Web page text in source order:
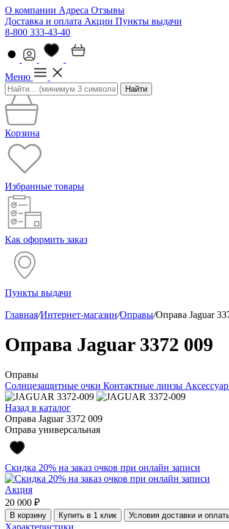
О компании Адреса Отзывы
Доставка и оплата Акции Пункты выдачи
8-800 333-43-40
Меню
Найти
Корзина
Избранные товары
Как оформить заказ
Пункты выдачи
Главная/Интернет-магазин/Оправы/Оправа Jaguar
Оправа Jaguar 3372 009
Оправы
Солнцезащитные очки Контактные линзы
Назад в каталог
Оправа Jaguar 3372 009
Оправа универсальная
Скидка 20% на заказ очков при онлайн записи
Акция
20 000 ₽
В корзину Купить в 1 клик Условия доставки и
Характеристики